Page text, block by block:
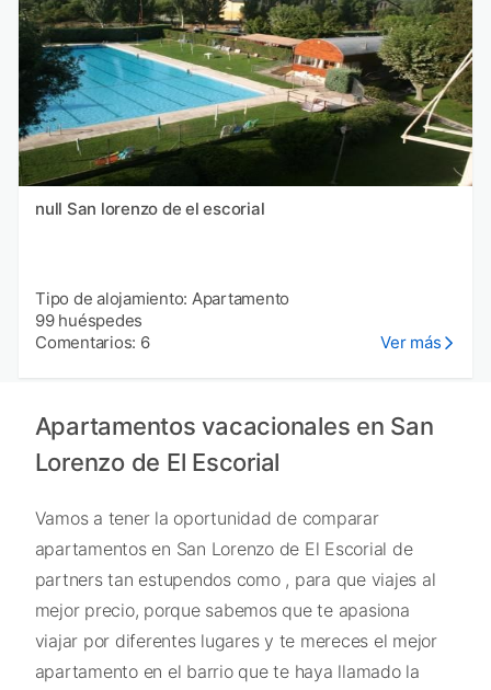
null San lorenzo de el escorial
Tipo de alojamiento: Apartamento
99 huéspedes
Comentarios: 6
Ver más
Apartamentos vacacionales en San
Lorenzo de El Escorial
Vamos a tener la oportunidad de comparar
apartamentos en San Lorenzo de El Escorial de
partners tan estupendos como , para que viajes al
mejor precio, porque sabemos que te apasiona
viajar por diferentes lugares y te mereces el mejor
apartamento en el barrio que te haya llamado la